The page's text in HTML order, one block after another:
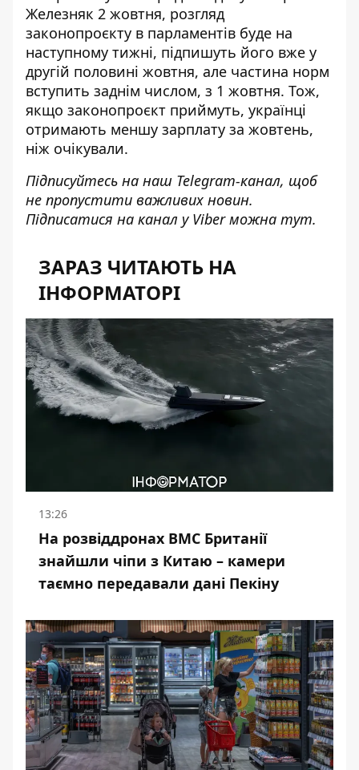
Железняк 2 жовтня, розгляд
законопроєкту в парламентів буде на
наступному тижні, підпишуть його вже у
другій половині жовтня, але частина норм
вступить заднім числом, з 1 жовтня. Тож,
якщо законопроєкт приймуть, українці
отримають меншу зарплату за жовтень,
ніж очікували.
Підписуйтесь на наш Telegram-канал, щоб
не пропустити важливих новин.
Підписатися на канал у Viber можна тут.
ЗАРАЗ ЧИТАЮТЬ НА
ІНФОРМАТОРІ
13:26
На розвіддронах ВМС Британії
знайшли чіпи з Китаю – камери
таємно передавали дані Пекіну